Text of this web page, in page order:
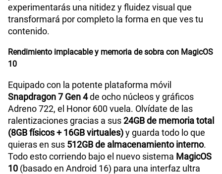
experimentarás una nitidez y fluidez visual que
transformará por completo la forma en que ves tu
contenido.
Rendimiento implacable y memoria de sobra con MagicOS
10
Equipado con la potente plataforma móvil
Snapdragon 7 Gen 4de ocho núcleos y gráficos
Adreno 722, el Honor 600 vuela. Olvídate de las
ralentizaciones gracias a sus24GB de memoria total
(8GB físicos + 16GB virtuales)y guarda todo lo que
quieras en sus 512GB de almacenamiento interno.
Todo esto corriendo bajo el nuevo sistema MagicOS
10 (basado en Android 16) para una interfaz ultra